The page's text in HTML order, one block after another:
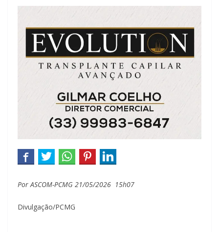
Por ASCOM-PCMG 21/05/2026 15h07
Divulgação/PCMG